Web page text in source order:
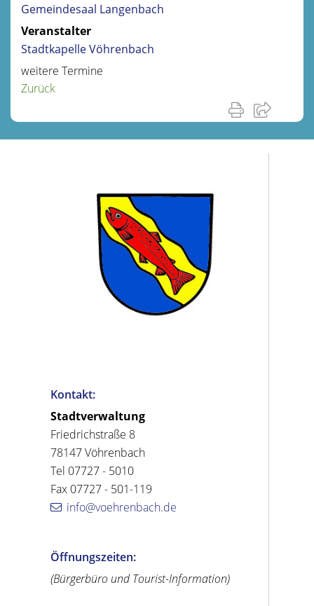
Gemeindesaal Langenbach
Veranstalter
Stadtkapelle Vöhrenbach
weitere Termine
Zurück
Kontakt:
Stadtverwaltung
Friedrichstraße 8
78147 Vöhrenbach
Tel 07727 - 5010
Fax 07727 - 501-119
info@voehrenbach.de
Öffnungszeiten:
(Bürgerbüro und Tourist-Information)